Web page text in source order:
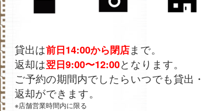
貸出は前日14:00から閉店まで。
返却は翌日9:00〜12:00となります。
ご予約の期間内でしたらいつでも貸出・
返却ができます。
※店舗営業時間内に限る